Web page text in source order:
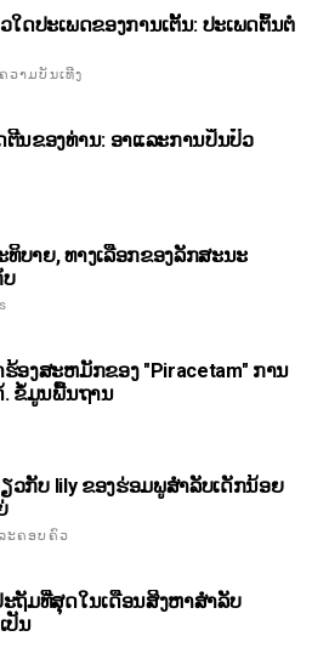
ໃດປະເພດຂອງການເຕັ້ນ: ປະເພດຕົ້ນຕໍ
ວາມບັນເທີງ
ນຂອງທ່ານ: ອາແລະການປິ່ນປົວ
ທິບາຍ, ທາງເລືອກຂອງລັກສະນະ
ອງສະຫມັກຂອງ "Piracetam" ການ
ຂໍ້ມູນພື້ນຖານ
ຽວກັບ lily ຂອງຮ່ອມພູສໍາລັບເດັກນ້ອຍ
ະຄອບຄົວ
ຖັມທີ່ສຸດໃນເດືອນສິງຫາສໍາລັບ
ປັນ